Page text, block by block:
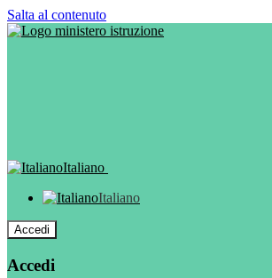
Salta al contenuto
Italiano
Italiano
Accedi
Accedi